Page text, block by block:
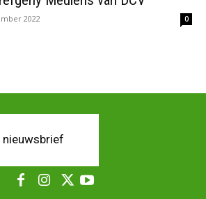
2022 0
nieuwsbrief